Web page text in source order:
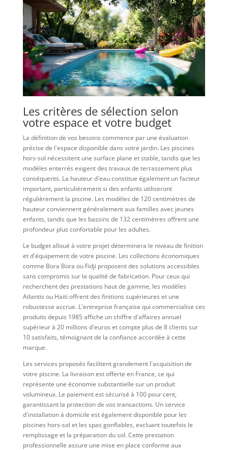
Les critères de sélection selon
votre espace et votre budget
La définition de vos besoins commence par une évaluation
précise de l'espace disponible dans votre jardin. Les piscines
hors-sol nécessitent une surface plane et stable, tandis que les
modèles enterrés exigent des travaux de terrassement plus
conséquents. La hauteur d'eau constitue également un facteur
important, particulièrement si des enfants utiliseront
régulièrement la piscine. Les modèles de 120 centimètres de
hauteur conviennent généralement aux familles avec jeunes
enfants, tandis que les bassins de 132 centimètres offrent une
profondeur plus confortable pour les adultes.
Le budget alloué à votre projet déterminera le niveau de finition
et d'équipement de votre piscine. Les collections économiques
comme Bora Bora ou Fidji proposent des solutions accessibles
sans compromis sur la qualité de fabrication. Pour ceux qui
recherchent des prestations haut de gamme, les modèles
Atlantis ou Haiti offrent des finitions supérieures et une
robustesse accrue. L'entreprise française qui commercialise ces
produits depuis 1985 affiche un chiffre d'affaires annuel
supérieur à 20 millions d'euros et compte plus de 8 clients sur
10 satisfaits, témoignant de la confiance accordée à cette
marque.
Les services proposés facilitent grandement l'acquisition de
votre piscine. La livraison est offerte en France, ce qui
représente une économie substantielle sur un produit
volumineux. Le paiement est sécurisé à 100 pour cent,
garantissant la protection de vos transactions. Un service
d'installation à domicile est également disponible pour les
piscines hors-sol et les spas gonflables, excluant toutefois le
remplissage et la préparation du sol. Cette prestation
professionnelle assure une mise en place conforme aux